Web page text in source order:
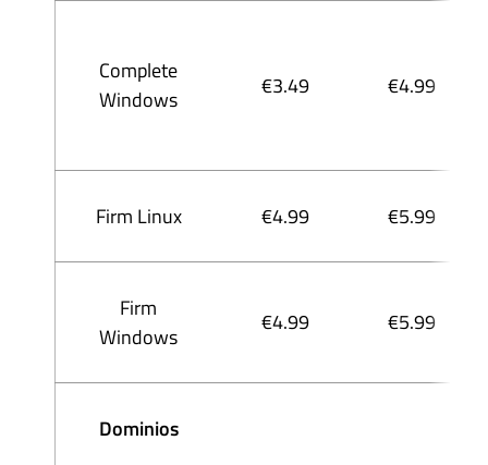
Complete
Windows
€3.49 €4.99
Firm Linux €4.99 €5.99
Firm
Windows
€4.99 €5.99
Dominios